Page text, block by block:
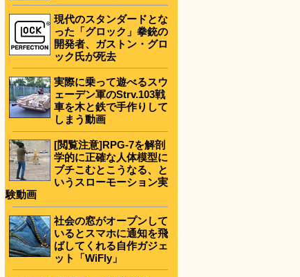
現代のスタンダードとな
った「グロック」拳銃の
開発者、ガストン・グロ
ック氏が死去
実際に乗って遊べるスウ
ェーデン軍のStrv.103戦
車を木と鉄で手作りして
しまう動画
[閲覧注意]RPG-7を解剖
学的に正確な人体模型に
ブチこむとこうなる、と
いうスローモーション実
験動画
社会の窓がオープンして
いるとスマホに通知を飛
ばしてくれる自作ガジェ
ット「WiFly」